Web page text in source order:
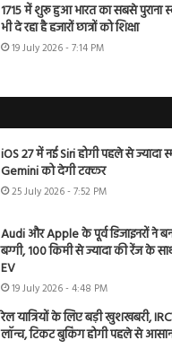
1715 में शुरू हुआ भारत का सबसे पुराना
भी दे रहा है हजारों छात्रों को शिक्षा
19 July 2026 - 7:14 PM
iOS 27 में नई Siri होगी पहले से ज्यादा
Gemini को देगी टक्कर
25 July 2026 - 7:52 PM
Audi और Apple के पूर्व डिजाइनरों ने
बग्गी, 100 किमी से ज्यादा की रेंज के
EV
19 July 2026 - 4:48 PM
रेल यात्रियों के लिए बड़ी खुशखबरी,
लॉन्च, टिकट बुकिंग होगी पहले से